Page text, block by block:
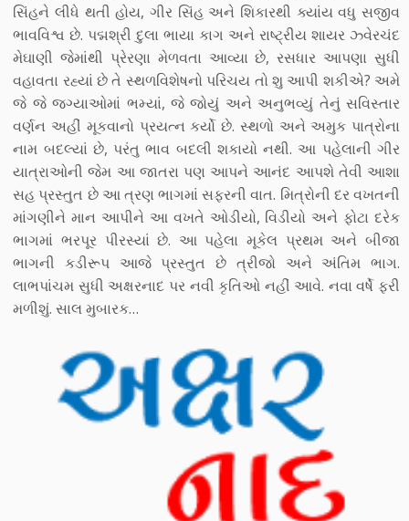
સિંહને લીધે થતી હોય, ગીર સિંહ અને શિકારથી ક્યાંય વધુ સજીવ
ભાવવિશ્વ છે. પદ્મશ્રી દુલા ભાયા કાગ અને રાષ્ટ્રીય શાયર ઝ્વેરચંદ
મેઘાણી જેમાંથી પ્રેરણા મેળવતા આવ્યા છે, રસધાર આપણા સુધી
વહાવતા રહ્યાં છે તે સ્થળવિશેષનો પરિચય તો શુ આપી શકીએ? અમે
જે જે જગ્યાઓમાં ભમ્યાં, જે જોયું અને અનુભવ્યું તેનું સવિસ્તાર
વર્ણન અહીં મૂકવાનો પ્રયત્ન કર્યો છે. સ્થળો અને અમુક પાત્રોના
નામ બદલ્યાં છે, પરંતુ ભાવ બદલી શકાયો નથી. આ પહેલાની ગીર
યાત્રાઓની જેમ આ જાતરા પણ આપને આનંદ આપશે તેવી આશા
સહ પ્રસ્તુત છે આ ત્રણ ભાગમાં સફરની વાત. મિત્રોની દર વખતની
માંગણીને માન આપીને આ વખતે ઓડીયો, વિડીયો અને ફોટા દરેક
ભાગમાં ભરપૂર પીરસ્યાં છે. આ પહેલા મૂકેલ પ્રથમ અને બીજા
ભાગની કડીરૂપ આજે પ્રસ્તુત છે ત્રીજો અને અંતિમ ભાગ.
લાભપાંચમ સુધી અક્ષરનાદ પર નવી કૃતિઓ નહીં આવે. નવા વર્ષે ફરી
મળીશું. સાલ મુબારક…